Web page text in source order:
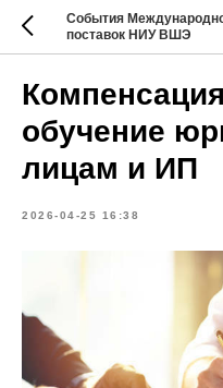
События
поставок НИУ ВШЭ
обучение
лицам и ИП
2026-04-25 16:38